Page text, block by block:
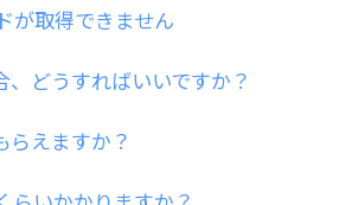
が取得できません
どうすればいいですか？
らえますか？